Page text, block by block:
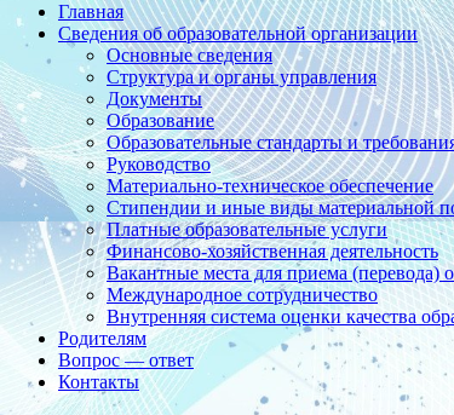
Главная
Сведения об образовательной организации
Основные сведения
Структура и органы управления
Документы
Образование
Образовательные стандарты и
Руководство
Материально-техническое обеспечение
Стипендии и иные виды материальной
Платные образовательные услуги
Финансово-хозяйственная деятельность
Вакантные места для приема (перевода)
Международное сотрудничество
Внутренняя система оценки качества
Родителям
Вопрос — ответ
Контакты